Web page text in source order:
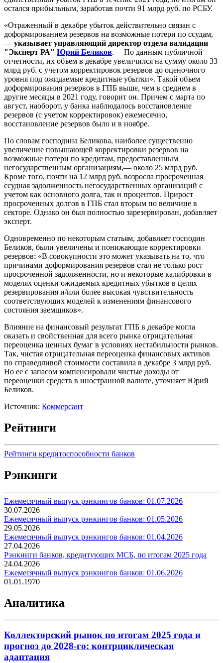
остался прибыльным, заработав почти 91 млрд руб. по РСБУ.
«Отраженный в декабре убыток действительно связан с
доформированием резервов на возможные потери по ссудам,
— указывает управляющий директор отдела валидации
"Эксперт РА" Юрий Беликов.— По данным публичной
отчетности, их объем в декабре увеличился на сумму около 33
млрд руб. с учетом корректировок резервов до оценочного
уровня под ожидаемые кредитные убытки». Такой объем
доформирования резервов в ГПБ выше, чем в среднем в
другие месяцы в 2021 году, говорит он. Причем с марта по
август, наоборот, у банка наблюдалось восстановление
резервов (с учетом корректировок) ежемесячно,
восстановление резервов было и в ноябре.
По словам господина Беликова, наиболее существенно
увеличение повышающей корректировки резервов на
возможные потери по кредитам, предоставленным
негосударственным организациям,— около 25 млрд руб.
Кроме того, почти на 12 млрд руб. возросла просроченная
ссудная задолженность негосударственных организаций с
учетом как основного долга, так и процентов. Прирост
просроченных долгов в ГПБ стал вторым по величине в
секторе. Однако он был полностью зарезервирован, добавляет
эксперт.
Одновременно по некоторым статьям, добавляет господин
Беликов, были увеличены и понижающие корректировки
резервов: «В совокупности это может указывать на то, что
причинами доформирования резервов стал не только рост
просроченной задолженности, но и некоторые калибровки в
моделях оценки ожидаемых кредитных убытков в целях
резервирования и/или более высокая чувствительность
соответствующих моделей к изменениям финансового
состояния заемщиков».
Влияние на финансовый результат ГПБ в декабре могла
оказать и свойственная для всего рынка отрицательная
переоценка ценных бумаг в условиях нестабильности рынков.
Так, чистая отрицательная переоценка финансовых активов
по справедливой стоимости составила в декабре 3 млрд руб.
Но ее с запасом компенсировали чистые доходы от
переоценки средств в иностранной валюте, уточняет Юрий
Беликов.
Источник: Коммерсант
Рейтинги
Рейтинги кредитоспособности банков
Рэнкинги
Ежемесячный выпуск рэнкингов банков: 01.07.2026
30.07.2026
Ежемесячный выпуск рэнкингов банков: 01.05.2026
29.05.2026
Ежемесячный выпуск рэнкингов банков: 01.04.2026
27.04.2026
Рэнкинги банков, кредитующих МСБ, по итогам 2025 года
24.04.2026
Ежемесячный выпуск рэнкингов банков: 01.06.2026
01.01.1970
Аналитика
Коллекторский рынок по итогам 2025 года и
прогноз до 2028-го: контрциклическая
адаптация